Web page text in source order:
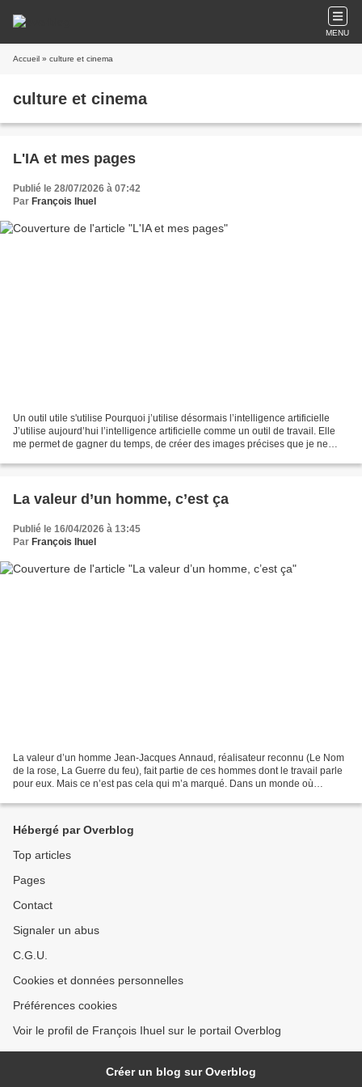
MENU
Accueil » culture et cinema
culture et cinema
L'IA et mes pages
Publié le 28/07/2026 à 07:42
Par François Ihuel
Un outil utile s'utilise Pourquoi j’utilise désormais l’intelligence artificielle
J’utilise aujourd’hui l’intelligence artificielle comme un outil de travail. Elle
me permet de gagner du temps, de créer des images précises que je ne
La valeur d’un homme, c’est ça
Publié le 16/04/2026 à 13:45
Par François Ihuel
La valeur d’un homme Jean-Jacques Annaud, réalisateur reconnu (Le Nom
de la rose, La Guerre du feu), fait partie de ces hommes dont le travail parle
pour eux. Mais ce n’est pas cela qui m’a marqué. Dans un monde où
Hébergé par Overblog
Top articles
Pages
Contact
Signaler un abus
C.G.U.
Cookies et données personnelles
Préférences cookies
Voir le profil de François Ihuel sur le portail Overblog
Créer un blog sur Overblog